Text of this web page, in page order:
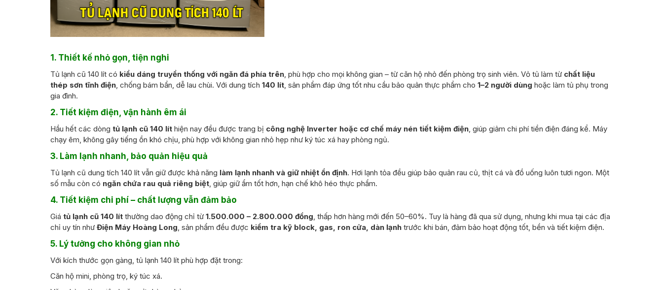
1. Thiết kế nhỏ gọn, tiện nghi
Tủ lạnh cũ 140 lít có kiểu dáng truyền thống với ngăn đá phía trên, phù hợp cho mọi không gian – từ căn hộ nhỏ đến phòng trọ sinh viên. Vỏ tủ làm từ chất liệu
thép sơn tĩnh điện, chống bám bẩn, dễ lau chùi. Với dung tích 140 lít, sản phẩm đáp ứng tốt nhu cầu bảo quản thực phẩm cho 1–2 người dùng hoặc làm tủ phụ trong
gia đình.
2. Tiết kiệm điện, vận hành êm ái
Hầu hết các dòng tủ lạnh cũ 140 lít hiện nay đều được trang bị công nghệ Inverter hoặc cơ chế máy nén tiết kiệm điện, giúp giảm chi phí tiền điện đáng kể. Máy
chạy êm, không gây tiếng ồn khó chịu, phù hợp với không gian nhỏ hẹp như ký túc xá hay phòng ngủ.
3. Làm lạnh nhanh, bảo quản hiệu quả
Tủ lạnh cũ dung tích 140 lít vẫn giữ được khả năng làm lạnh nhanh và giữ nhiệt ổn định. Hơi lạnh tỏa đều giúp bảo quản rau củ, thịt cá và đồ uống luôn tươi ngon. Một
số mẫu còn có ngăn chứa rau quả riêng biệt, giúp giữ ẩm tốt hơn, hạn chế khô héo thực phẩm.
4. Tiết kiệm chi phí – chất lượng vẫn đảm bảo
Giá tủ lạnh cũ 140 lít thường dao động chỉ từ 1.500.000 – 2.800.000 đồng, thấp hơn hàng mới đến 50–60%. Tuy là hàng đã qua sử dụng, nhưng khi mua tại các địa
chỉ uy tín như Điện Máy Hoàng Long, sản phẩm đều được kiểm tra kỹ block, gas, ron cửa, dàn lạnh trước khi bán, đảm bảo hoạt động tốt, bền và tiết kiệm điện.
5. Lý tưởng cho không gian nhỏ
Với kích thước gọn gàng, tủ lạnh 140 lít phù hợp đặt trong:
Căn hộ mini, phòng trọ, ký túc xá.